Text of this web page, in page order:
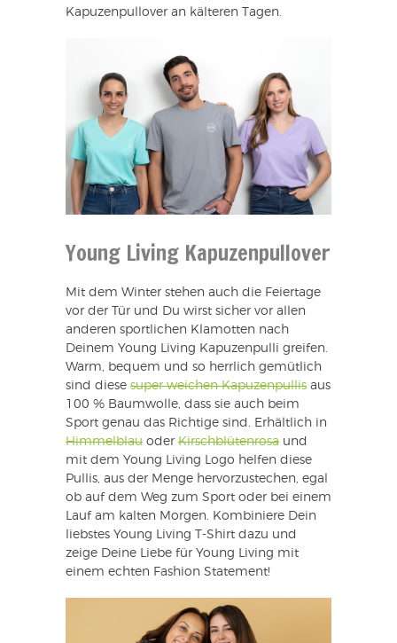
Kapuzenpullover an kälteren Tagen.
Young Living Kapuzenpullover
Mit dem Winter stehen auch die Feiertage
vor der Tür und Du wirst sicher vor allen
anderen sportlichen Klamotten nach
Deinem Young Living Kapuzenpulli greifen.
Warm, bequem und so herrlich gemütlich
sind diese super weichen Kapuzenpullis aus
100 % Baumwolle, dass sie auch beim
Sport genau das Richtige sind. Erhältlich in
Himmelblau oder Kirschblütenrosa und
mit dem Young Living Logo helfen diese
Pullis, aus der Menge hervorzustechen, egal
ob auf dem Weg zum Sport oder bei einem
Lauf am kalten Morgen. Kombiniere Dein
liebstes Young Living T-Shirt dazu und
zeige Deine Liebe für Young Living mit
einem echten Fashion Statement!